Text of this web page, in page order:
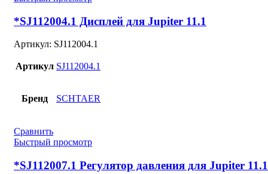
*SJ112004.1 Дисплей для Jupiter 11.1
Артикул: SJ112004.1
Артикул SJ112004.1
Бренд SCHTAER
Сравнить
Быстрый просмотр
*SJ112007.1 Регулятор давления для Jupiter 11.1